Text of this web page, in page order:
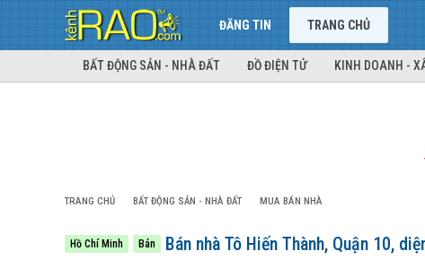
ĐĂNG TIN TRANG CHỦ
BẤT ĐỘNG SẢN - NHÀ ĐẤT ĐỒ ĐIỆN TỬ KINH DOANH -
TRANG CHỦ BẤT ĐỘNG SẢN - NHÀ ĐẤT MUA BÁN NHÀ
Hồ Chí Minh Bán Bán nhà Tô Hiến Thành, Quận 10,